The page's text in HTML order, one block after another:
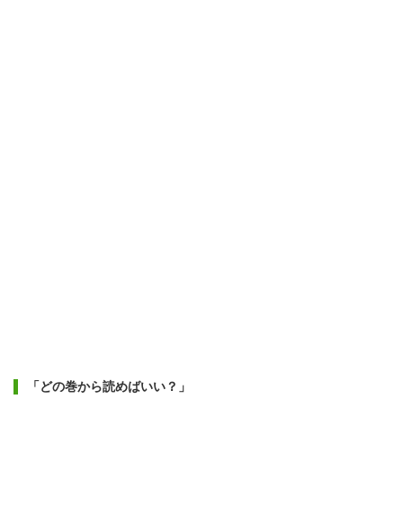
「どの巻から読めばいい？」